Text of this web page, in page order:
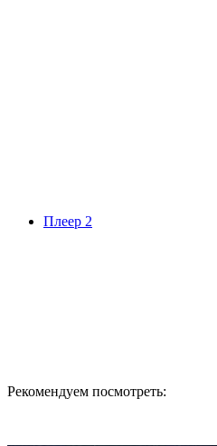
Плеер 2
Рекомендуем посмотреть: